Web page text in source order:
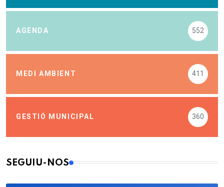
AGENDA 552
MEDI AMBIENT 411
GESTIÓ MUNICIPAL 360
SEGUIU-NOS